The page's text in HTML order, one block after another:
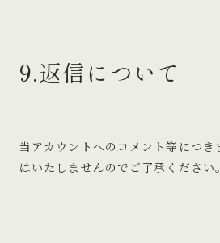
9.返信について
当アカウントへのコメント等につ
はいたしませんのでご了承ください。